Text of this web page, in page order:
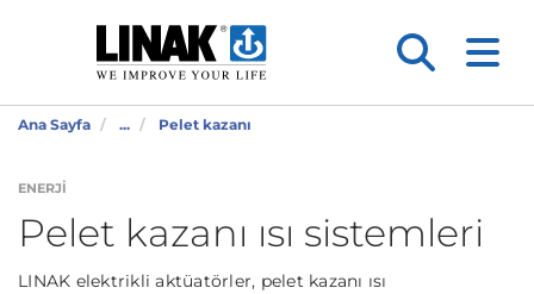
Ana Sayfa ... Pelet kazanı
ENERJI
Pelet kazanı ısı sistemleri
LINAK elektrikli aktüatörler, pelet kazanı ısı